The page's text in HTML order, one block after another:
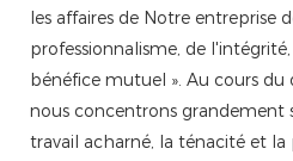
les affaires de Notre entreprise
professionnalisme, de
bénéfice mutuel ». Au cours
nous concentrons grandement
travail acharné, la ténacité et la